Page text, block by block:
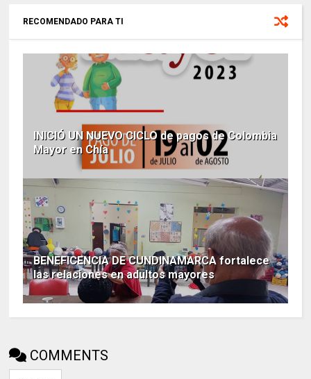
RECOMENDADO PARA TI
INICIÓ UN NUEVO CICLO de pagos de Colombia
Mayor en Chía
BENEFICENCIA DE CUNDINAMARCA fortalece
las relaciones en adultos mayores
COMMENTS